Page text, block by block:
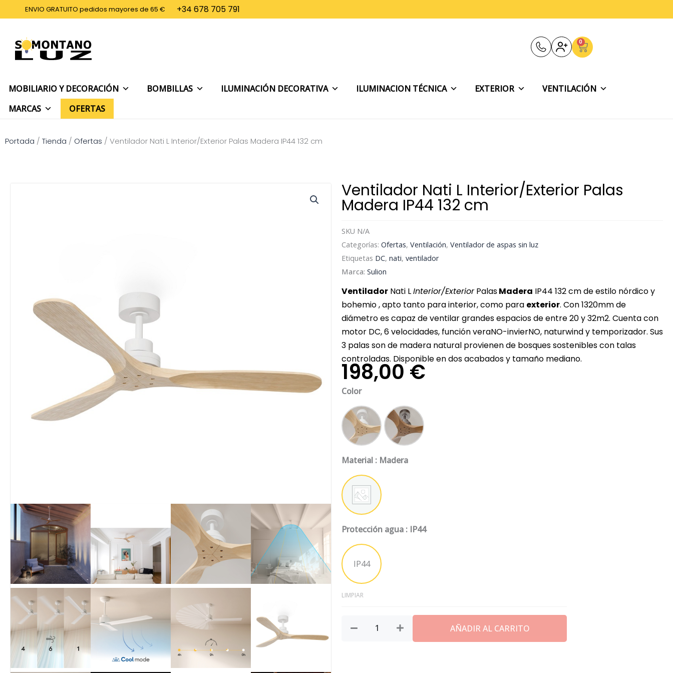
al
ENVIO GRATUITO pedidos mayores de 65 € +34 678 705 791
0
Carrito
MOBILIARIO Y DECORACIÓN BOMBILLAS ILUMINACIÓN DECORATIVA ILUMINACION TÉCNICA EXTERIOR
VENTILACIÓN
MARCAS
OFERTAS
Portada / Tienda / Ofertas / Ventilador Nati L Interior/Exterior Palas Madera IP44 132 cm
Ventilador Nati L Interior/Exterior Palas
Madera IP44 132 cm
SKU N/A
Categorías: Ofertas, Ventilación, Ventilador de aspas sin luz
Etiquetas DC, nati, ventilador
Marca: Sulion
Ventilador Nati LInterior/ExteriorPalasMadera IP44 132 cm de estilo nórdico y
bohemio , apto tanto para interior, como para exterior. Con 1320mm de
diámetro es capaz de ventilar grandes espacios de entre 20 y 32m2. Cuenta con
motor DC, 6 velocidades, función veraNO-invierNO, naturwind y temporizador. Sus
3 palas son de madera natural provienen de bosques sostenibles con talas
controladas. Disponible en dos acabados y tamaño mediano.
198,00€
Color
Blanco Niquel madera
Material : Madera
Madera
Protección agua : IP44
IP44
LIMPIAR
Interior/Exterior
Palas
Madera
132
cm
cantidad
AÑADIR AL CARRITO